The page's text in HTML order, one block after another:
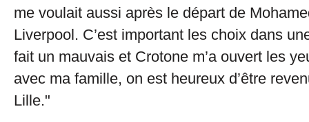
me voulait aussi après le départ de
Liverpool. C’est important les choix dans
fait un mauvais et Crotone m’a ouvert les
avec ma famille, on est heureux d’être
Lille."